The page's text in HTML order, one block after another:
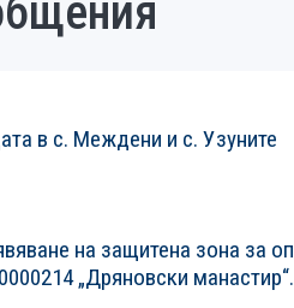
в с. Междени и с. Узуните
на защитена зона за
„Дряновски манастир“.